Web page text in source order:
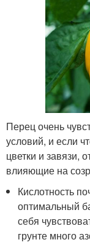
Перец очень
условий, и если
цветки и завязи,
влияющие на
Кислотность
оптимальный
себя
грунте много